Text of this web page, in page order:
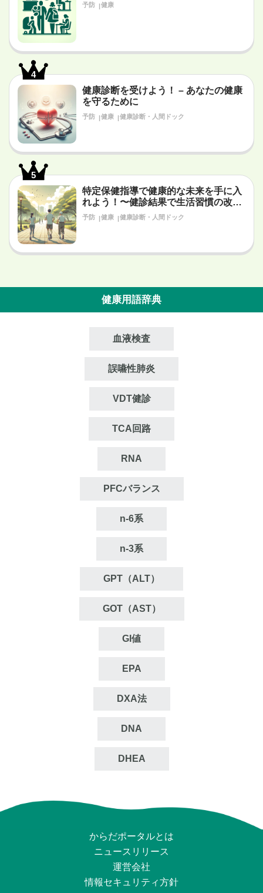
予防 健康
4
健康診断を受けよう！ – あなたの健康
を守るために
予防 健康 健康診断・人間ドック
5
特定保健指導で健康的な未来を手に入
れよう！〜健診結果で生活習慣の改善
が必要だと言われたあなたへ〜
予防 健康 健康診断・人間ドック
健康用語辞典
血液検査
誤嚥性肺炎
VDT健診
TCA回路
RNA
PFCバランス
n‐6系
n‐3系
GPT（ALT）
GOT（AST）
GI値
EPA
DXA法
DNA
DHEA
からだポータルとは
ニュースリリース
運営会社
情報セキュリティ⽅針